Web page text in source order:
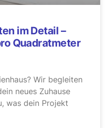
im Detail –
Quadratmeter
Wir begleiten
neues Zuhause
was dein Projekt